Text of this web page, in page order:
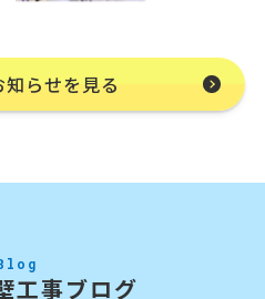
知らせを見る
工事ブログ